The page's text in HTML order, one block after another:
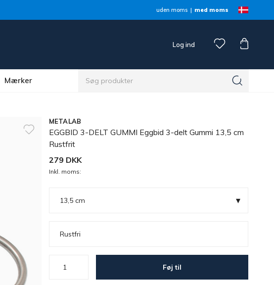
uden moms med moms
Log ind
Mærker
METALAB
EGGBID 3-DELT GUMMI Eggbid 3-delt Gummi 13,5 cm
Rustfrit
279 DKK
Inkl. moms:
13,5 cm ▾
Rustfri
Føj til